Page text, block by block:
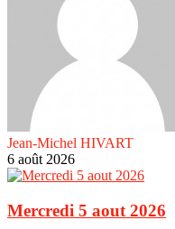
Jean-Michel HIVART
6 août 2026
Mercredi 5 aout 2026